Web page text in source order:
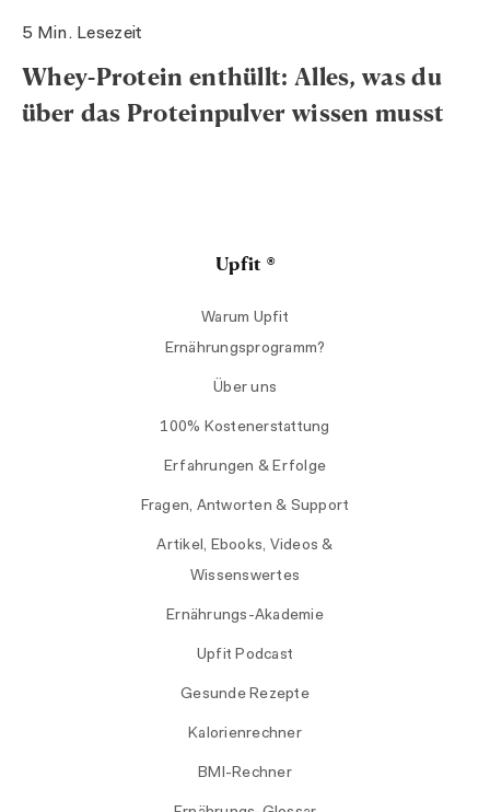
Whey-Protein enthüllt: Alles, was du
über das Proteinpulver wissen musst
5 Min. Lesezeit
Upfit ®
Warum Upfit
Ernährungsprogramm?
Über uns
100% Kostenerstattung
Erfahrungen & Erfolge
Fragen, Antworten & Support
Artikel, Ebooks, Videos &
Wissenswertes
Ernährungs-Akademie
Upfit Podcast
Gesunde Rezepte
Kalorienrechner
BMI-Rechner